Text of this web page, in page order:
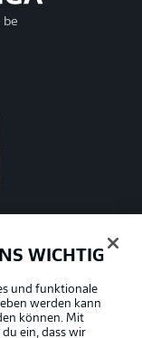
be
WICHTIG
und funktionale
werden kann
können. Mit
du ein, dass wir